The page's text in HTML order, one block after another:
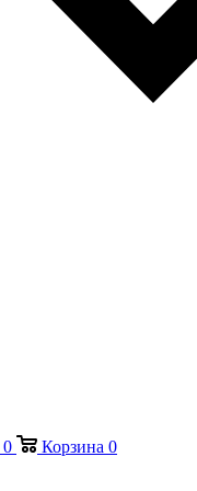
0 Корзина 0